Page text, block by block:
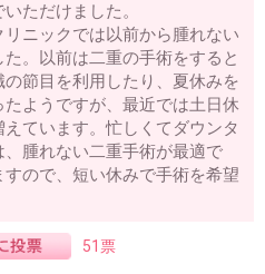
ただけました。
リニックでは以前から腫れない
。以前は二重の手術をすると
節目を利用したり、夏休みを
ようですが、最近では土日休
ています。忙しくてダウンタ
腫れない二重手術が最適で
ので、短い休みで手術を希望
51票